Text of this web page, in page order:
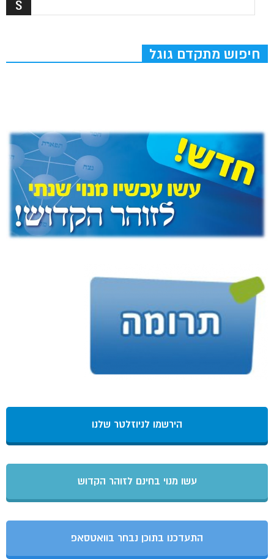
חיפוש מתקדם גוגל
הירשמו לניוזלטר שלנו
עשו מנוי בחינם לזוהר הקדוש
התעדכנו בתוכן נבחר בוואטסאפ